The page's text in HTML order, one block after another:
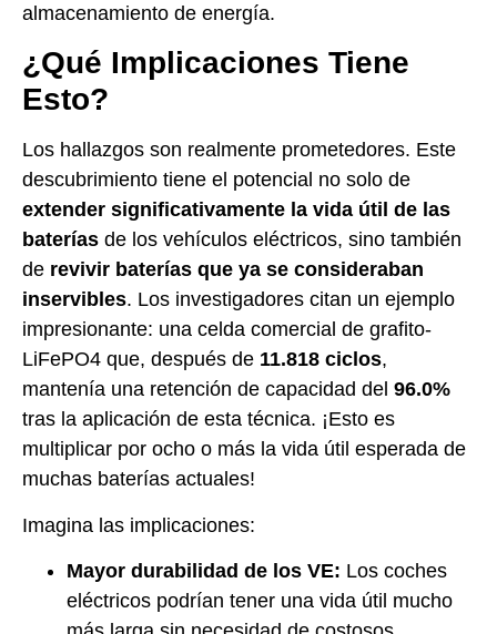
almacenamiento de energía.
¿Qué Implicaciones Tiene
Esto?
Los hallazgos son realmente prometedores. Este
descubrimiento tiene el potencial no solo de
extender significativamente la vida útil de las
baterías de los vehículos eléctricos, sino también
de revivir baterías que ya se consideraban
inservibles. Los investigadores citan un ejemplo
impresionante: una celda comercial de grafito-
LiFePO4 que, después de 11.818 ciclos,
mantenía una retención de capacidad del 96.0%
tras la aplicación de esta técnica. ¡Esto es
multiplicar por ocho o más la vida útil esperada de
muchas baterías actuales!
Imagina las implicaciones:
Mayor durabilidad de los VE: Los coches
eléctricos podrían tener una vida útil mucho